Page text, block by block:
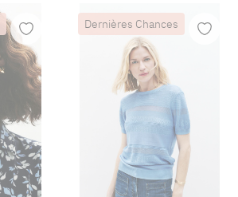
Dernières Chances